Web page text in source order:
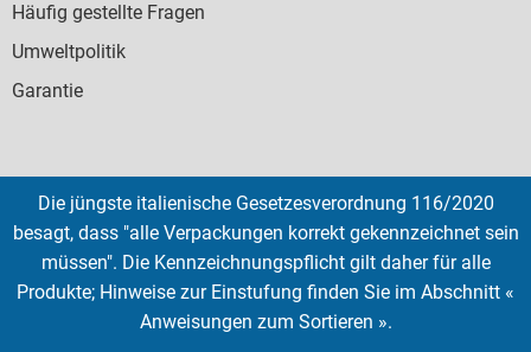
Häufig gestellte Fragen
Umweltpolitik
Garantie
SOCIAL
ICONS
English French Deutsch Italian Español
Die jüngste italienische Gesetzesverordnung 116/2020
besagt, dass "alle Verpackungen korrekt gekennzeichnet sein
müssen". Die Kennzeichnungspflicht gilt daher für alle
Produkte; Hinweise zur Einstufung finden Sie im Abschnitt «
Anweisungen zum Sortieren ».